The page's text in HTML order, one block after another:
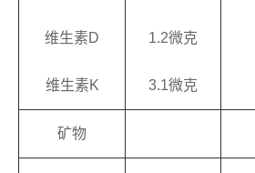
维生素D
维生素K
1.2微克
3.1微克
矿物